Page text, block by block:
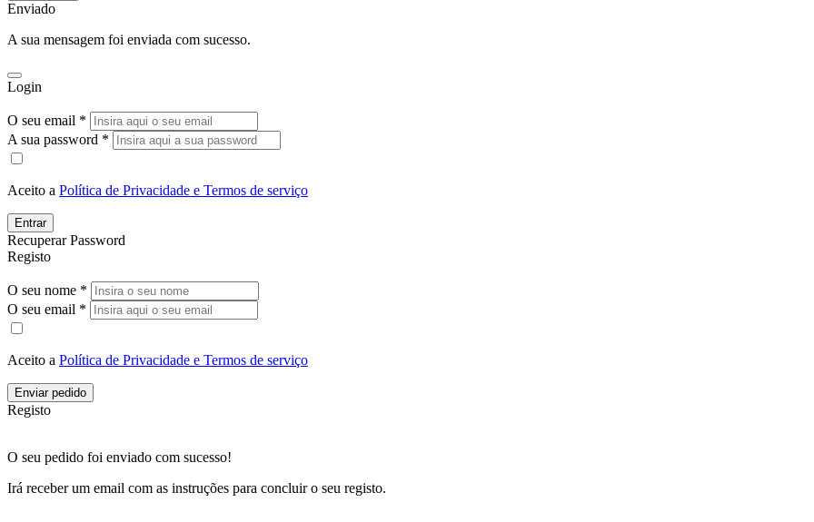
Enviado
A sua mensagem foi enviada com sucesso.
Login
O seu email *
A sua password *
Aceito a Política de Privacidade e Termos de serviço
Entrar
Recuperar Password
Registo
O seu nome *
O seu email *
Aceito a Política de Privacidade e Termos de serviço
Enviar pedido
Registo
O seu pedido foi enviado com sucesso!
Irá receber um email com as instruções para concluir o seu registo.